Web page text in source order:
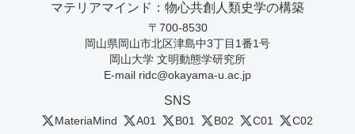
マテリアマインド：物心共創人類史学の構築
〒700-8530
岡山県岡山市北区津島中3丁目1番1号
岡山大学 文明動態学研究所
E-mail ridc@okayama-u.ac.jp
SNS
MateriaMind A01 B01 B02 C01 C02